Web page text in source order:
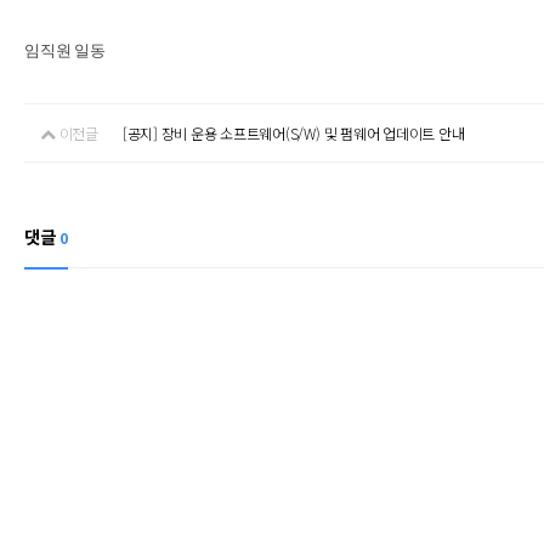
임직원 일동
이전글 [공지] 장비 운용 소프트웨어(S/W) 및 펌웨어 업데이트 안내
댓글 0